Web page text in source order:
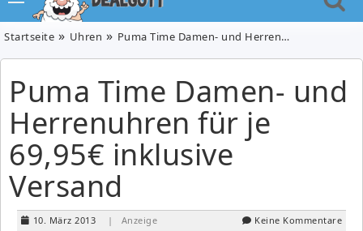
Startseite Uhren Puma Time Damen- und Herrenuhren für je 69,95€ inklusive Versand
Puma Time Damen- und
Herrenuhren für je
69,95€ inklusive
Versand
10. März 2013 | Anzeige Keine Kommentare